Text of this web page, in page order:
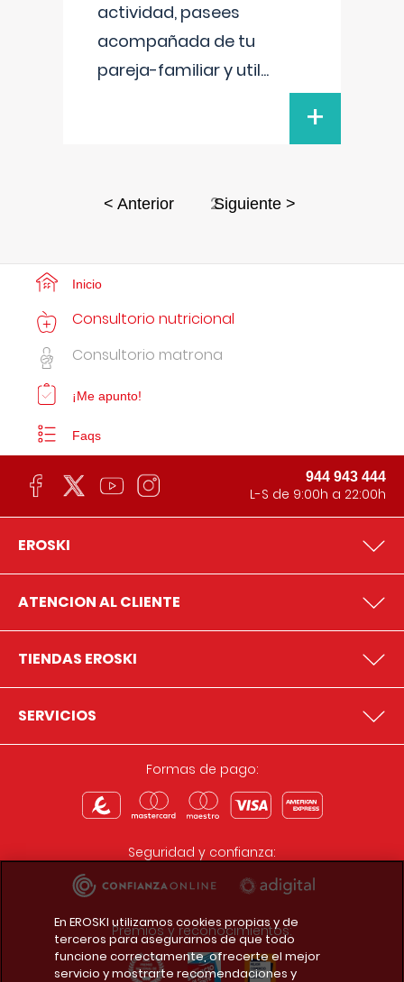
actividad, pasees
acompañada de tu
pareja-familiar y util...
+
< Anterior 2Siguiente >
Inicio
Consultorio nutricional
Consultorio matrona
¡Me apunto!
Faqs
944 943 444
L-S de 9:00h a 22:00h
EROSKI
ATENCION AL CLIENTE
TIENDAS EROSKI
SERVICIOS
Formas de pago:
Seguridad y confianza:
Premios y reconocimientos:
En EROSKI utilizamos cookies propias y de
terceros para asegurarnos de que todo
funcione correctamente, ofrecerte el mejor
servicio y mostrarte recomendaciones y